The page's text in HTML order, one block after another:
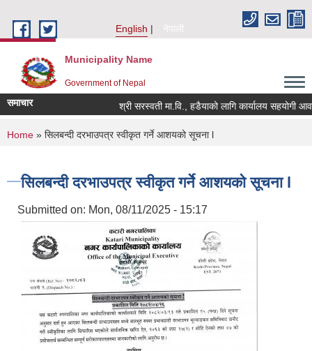
English
नेपाली
Municipality Name
Government of Nepal
समाचार श्री सरस्वती मा.वि., हडैयाको लागि कार्यालय सहयोगी
You are here
Home » सिलबन्दी दरभाउपत्र स्वीकृत गर्ने आशयको सूचना l
सिलबन्दी दरभाउपत्र स्वीकृत गर्ने आशयको सूचना l
Submitted on: Mon, 08/11/2025 - 15:17